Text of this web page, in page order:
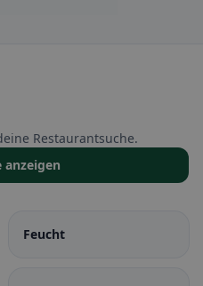
Restaurantsuche.
anzeigen
Feucht